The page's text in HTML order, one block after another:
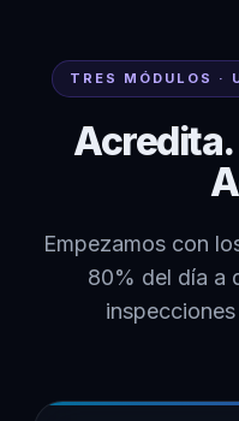
TRES MÓDULOS ·
Empezamos con
80% del día a